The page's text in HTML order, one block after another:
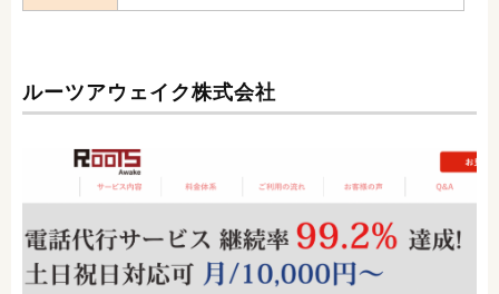
ルーツアウェイク株式会社